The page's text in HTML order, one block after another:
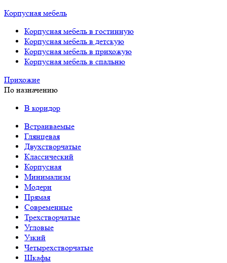
Корпусная мебель
Корпусная мебель в гостинную
Корпусная мебель в детскую
Корпусная мебель в прихожую
Корпусная мебель в спальню
Прихожие
По назначению
В коридор
Встраиваемые
Глянцевая
Двухстворчатые
Классический
Корпусная
Минимализм
Модерн
Прямая
Современные
Трехстворчатые
Угловые
Узкий
Четырехстворчатые
Шкафы